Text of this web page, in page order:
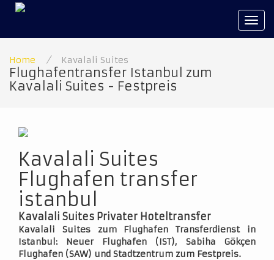
Home / Kavalali Suites
Flughafentransfer Istanbul zum
Kavalali Suites - Festpreis
Kavalali Suites
Flughafen transfer
istanbul
Kavalali Suites Privater Hoteltransfer
Kavalali Suites zum Flughafen Transferdienst in
Istanbul: Neuer Flughafen (IST), Sabiha Gökçen
Flughafen (SAW) und Stadtzentrum zum Festpreis.